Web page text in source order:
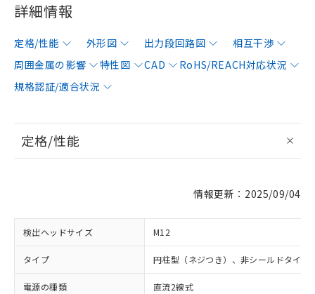
詳細情報
定格/性能 外形図 出力段回路図
相互干渉
周囲金属の影響
特性図 CAD
RoHS/REACH対応状況
規格認証/適合状況
定格/性能
情報更新：2025/09/04
検出ヘッドサイズ M12
タイプ 円柱型（ネジつき）、非シールドタイプ
電源の種類 直流2線式